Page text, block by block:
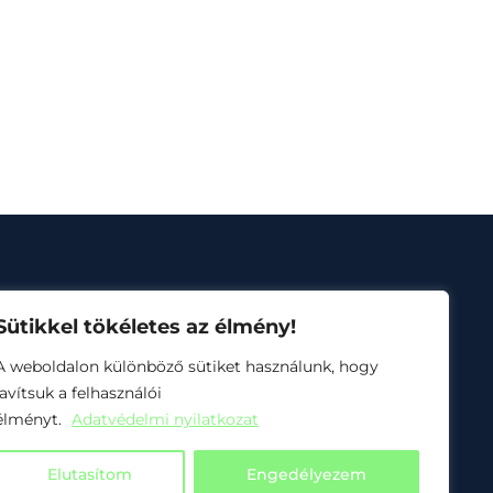
tökéletes az élmény!
weboldalon különböző sütiket használunk, hogy
a felhasználói
Adatvédelmi nyilatkozat
Elutasítom Engedélyezem
1.4.3-24